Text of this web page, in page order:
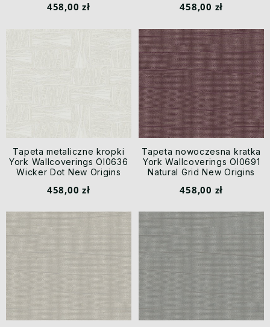
458,00 zł 458,00 zł
Tapeta metaliczne kropki
York Wallcoverings OI0636
Wicker Dot New Origins
458,00 zł
Tapeta nowoczesna kratka
York Wallcoverings OI0691
Natural Grid New Origins
458,00 zł